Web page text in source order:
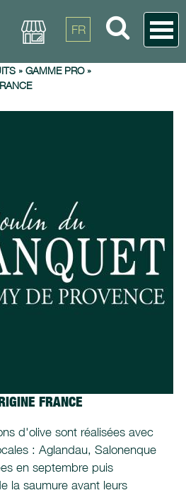
FR
» GAMME PRO»
FRANCE
d'olive sont réalisées avec
: Aglandau, Salonenque
en septembre puis
la saumure avant leurs